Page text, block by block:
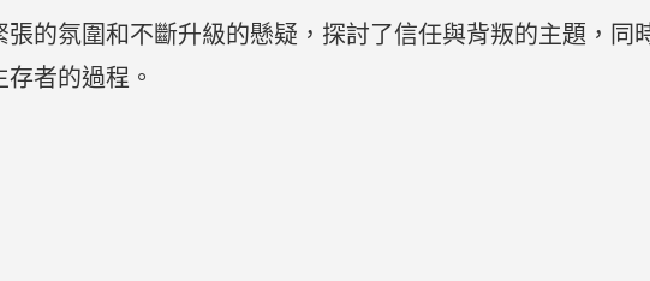
張的氛圍和不斷升級的懸疑，探討了信任與背叛的主題，
者的過程。